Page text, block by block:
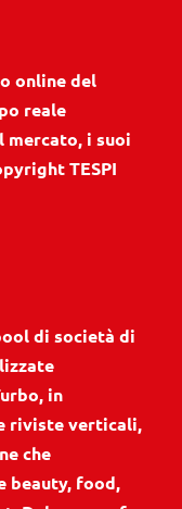
online del
reale
mercato, i suoi
TESPI
di società di
in
riviste verticali,
che
beauty, food,